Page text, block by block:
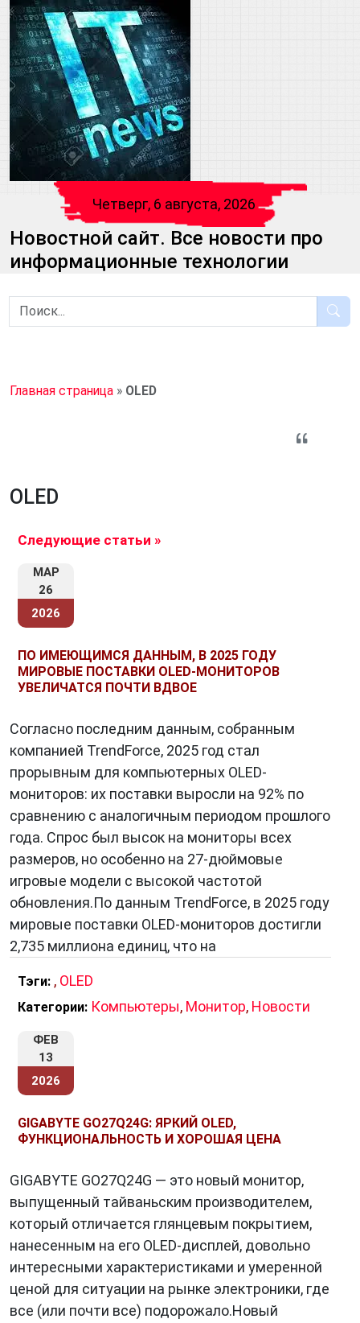
Четверг, 6 августа, 2026
Новостной сайт. Все новости про
информационные технологии
Главная страница » OLED
OLED
Следующие статьи »
МАР
26
2026
ПО ИМЕЮЩИМСЯ ДАННЫМ, В 2025 ГОДУ
МИРОВЫЕ ПОСТАВКИ OLED-МОНИТОРОВ
УВЕЛИЧАТСЯ ПОЧТИ ВДВОЕ
Согласно последним данным, собранным
компанией TrendForce, 2025 год стал
прорывным для компьютерных OLED-
мониторов: их поставки выросли на 92% по
сравнению с аналогичным периодом прошлого
года. Спрос был высок на мониторы всех
размеров, но особенно на 27-дюймовые
игровые модели с высокой частотой
обновления.По данным TrendForce, в 2025 году
мировые поставки OLED-мониторов достигли
2,735 миллиона единиц, что на
Тэги: , OLED
Категории: Компьютеры, Монитор, Новости
ФЕВ
13
2026
GIGABYTE GO27Q24G: ЯРКИЙ OLED,
ФУНКЦИОНАЛЬНОСТЬ И ХОРОШАЯ ЦЕНА
GIGABYTE GO27Q24G — это новый монитор,
выпущенный тайваньским производителем,
который отличается глянцевым покрытием,
нанесенным на его OLED-дисплей, довольно
интересными характеристиками и умеренной
ценой для ситуации на рынке электроники, где
все (или почти все) подорожало.Новый